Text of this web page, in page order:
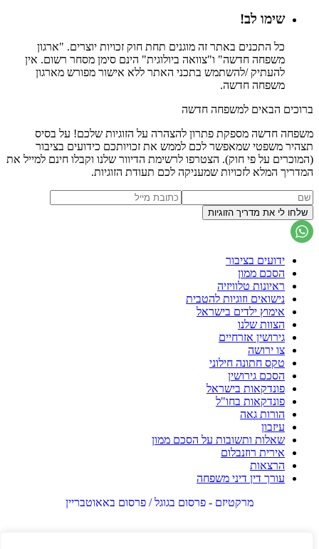
שימו לב!
כל התכנים באתר זה מוגנים תחת חוק זכויות יוצרים. "ארגון
משפחה חדשה" ו"צוואה ביולוגית" הינם סימן מסחר רשום. אין
להעתיק /להשתמש בתכני האתר ללא אישור מפורש מארגון
משפחה חדשה.
ברוכים הבאים למשפחה חדשה
משפחה חדשה מספקת פתרון להצהרה על הזוגיות שלכם! על בסיס
תצהיר משפטי שמאפשר לכם לממש את זכויותכם כידועים בציבור
(המוכרים על פי חוק). הצטרפו לרשימת הדיוור שלנו וקבלו חינם למייל את
המדריך המלא לזכויות שמעניקה לכם תעודת הזוגיות.
ידועים בציבור
הסכם ממון
ראיונות טלוויזיה
נישואים וזוגיות להטבית
אימוץ ילדים בישראל
הצוות שלנו
גירושין אזרחיים
צו ירושה
טקס חתונה חילוני
הסכם גירושין
פונדקאות בישראל
פונדקאות בחו"ל
הורות גאה
עיזבון
שאלות ותשובות על הסכם ממון
אירית רוזנבלום
הרצאות
עורך דין דיני משפחה
מרקטיזם - פרסום בגוגל / פרסום באאוטבריין